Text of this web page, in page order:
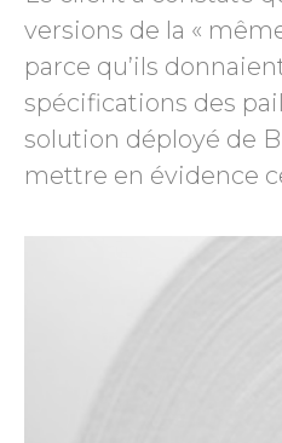
versions de la «
parce qu’ils
spécifications des
solution déployé de
mettre en évidence